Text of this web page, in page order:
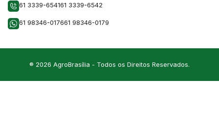
61 3339-654161 3339-6542
61 98346-017661 98346-0179
® 2026 AgroBrasília - Todos os Direitos Reservados.